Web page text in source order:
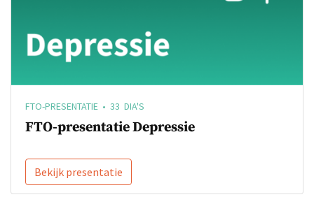
FTO-PRESENTATIE • 33 DIA'S
FTO-presentatie Depressie
Bekijk presentatie